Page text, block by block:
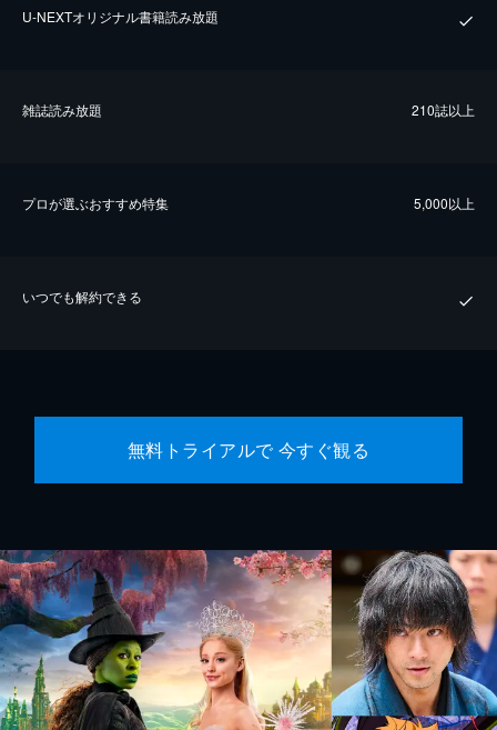
U-NEXTオリジナル書籍読み放題
雑誌読み放題 210誌以上
プロが選ぶおすすめ特集 5,000以上
いつでも解約できる
無料トライアルで 今すぐ観る